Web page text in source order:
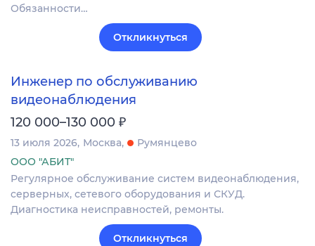
Обязанности…
Откликнуться
Инженер по обслуживанию
видеонаблюдения
120 000–130 000 ₽
13 июля 2026 Москва
Румянцево
ООО "АБИТ"
Регулярное обслуживание систем видеонаблюдения,
серверных, сетевого оборудования и СКУД.
Диагностика неисправностей, ремонты.
Откликнуться